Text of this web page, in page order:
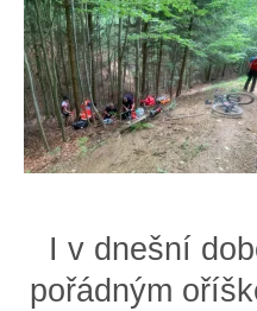
I v dnešní
pořádným